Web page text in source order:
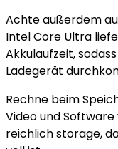
Achte außerdem
Intel Core Ultra
Akkulaufzeit,
Ladegerät
Rechne beim
Video und
reichlich storage,